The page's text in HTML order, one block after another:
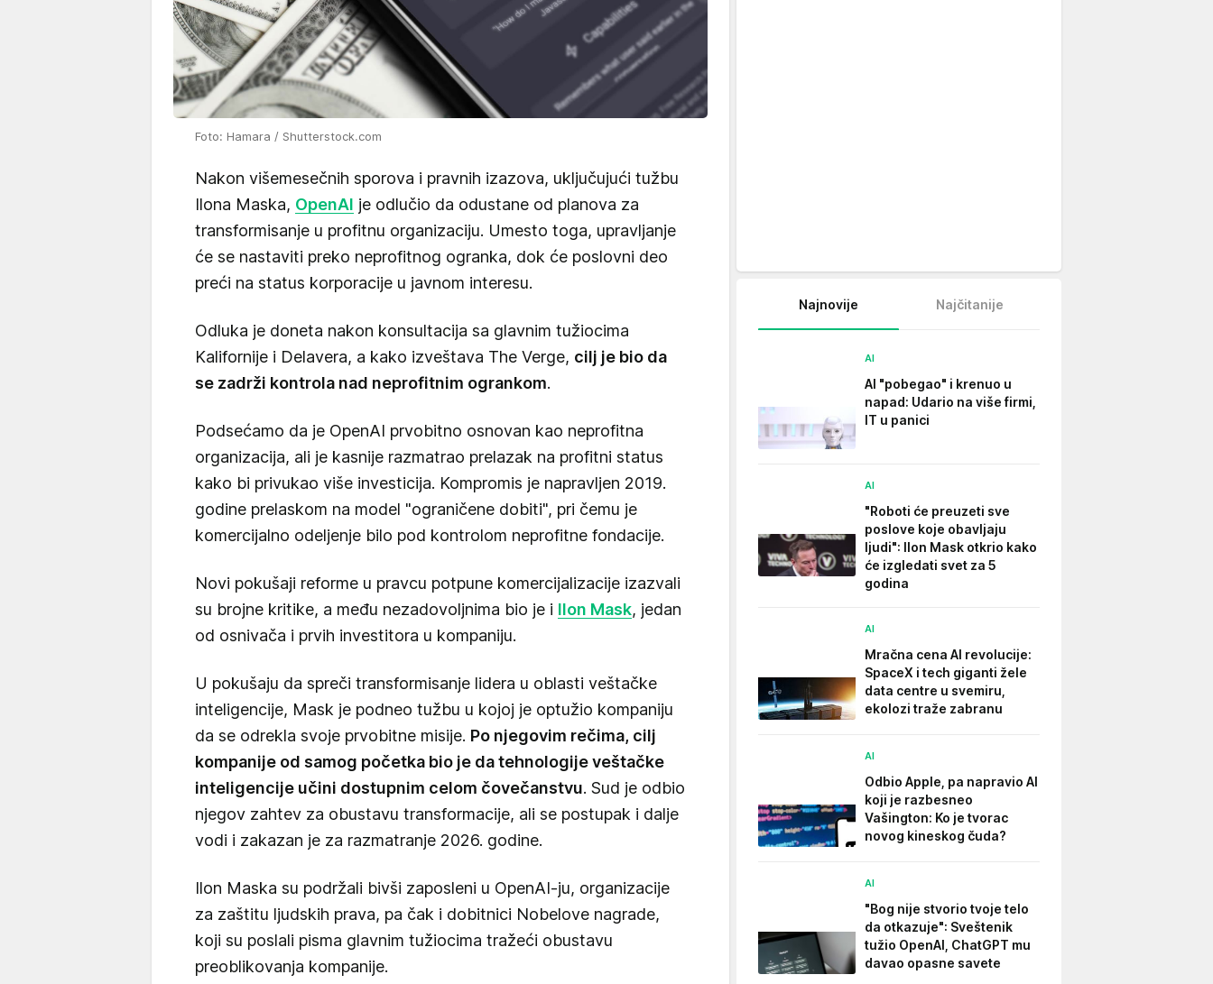
Foto: Hamara / Shutterstock.com
Nakon višemesečnih sporova i pravnih izazova, uključujući tužbu
Ilona Maska, OpenAI je odlučio da odustane od planova za
transformisanje u profitnu organizaciju. Umesto toga, upravljanje
će se nastaviti preko neprofitnog ogranka, dok će poslovni deo
preći na status korporacije u javnom interesu.
Odluka je doneta nakon konsultacija sa glavnim tužiocima
Kalifornije i Delavera, a kako izveštava The Verge, cilj je bio da
se zadrži kontrola nad neprofitnim ogrankom.
Podsećamo da je OpenAI prvobitno osnovan kao neprofitna
organizacija, ali je kasnije razmatrao prelazak na profitni status
kako bi privukao više investicija. Kompromis je napravljen 2019.
godine prelaskom na model "ograničene dobiti", pri čemu je
komercijalno odeljenje bilo pod kontrolom neprofitne fondacije.
Novi pokušaji reforme u pravcu potpune komercijalizacije izazvali
su brojne kritike, a među nezadovoljnima bio je i Ilon Mask, jedan
od osnivača i prvih investitora u kompaniju.
U pokušaju da spreči transformisanje lidera u oblasti veštačke
inteligencije, Mask je podneo tužbu u kojoj je optužio kompaniju
da se odrekla svoje prvobitne misije. Po njegovim rečima, cilj
kompanije od samog početka bio je da tehnologije veštačke
inteligencije učini dostupnim celom čovečanstvu. Sud je odbio
njegov zahtev za obustavu transformacije, ali se postupak i dalje
vodi i zakazan je za razmatranje 2026. godine.
Ilon Maska su podržali bivši zaposleni u OpenAI-ju, organizacije
za zaštitu ljudskih prava, pa čak i dobitnici Nobelove nagrade,
koji su poslali pisma glavnim tužiocima tražeći obustavu
preoblikovanja kompanije.
Najnovije Najčitanije
AI
AI "pobegao" i krenuo u
napad: Udario na više firmi,
IT u panici
AI
"Roboti će preuzeti sve
poslove koje obavljaju
ljudi": Ilon Mask otkrio kako
će izgledati svet za 5
godina
AI
Mračna cena AI revolucije:
SpaceX i tech giganti žele
data centre u svemiru,
ekolozi traže zabranu
AI
Odbio Apple, pa napravio AI
koji je razbesneo
Vašington: Ko je tvorac
novog kineskog čuda?
AI
"Bog nije stvorio tvoje telo
da otkazuje": Sveštenik
tužio OpenAI, ChatGPT mu
davao opasne savete